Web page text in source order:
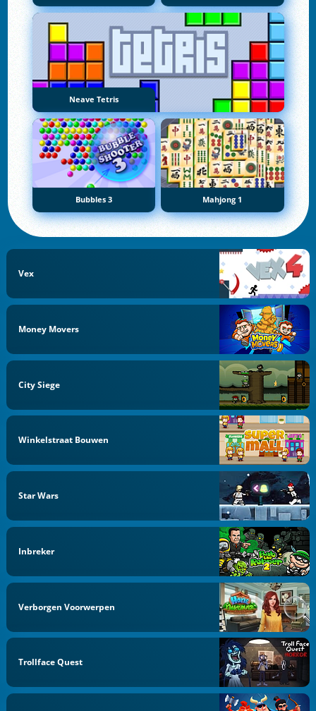
Neave Tetris
Bubbles 3 Mahjong 1
Vex
Money Movers
City Siege
Winkelstraat Bouwen
Star Wars
Inbreker
Verborgen Voorwerpen
Trollface Quest